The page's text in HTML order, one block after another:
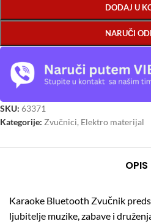
DODAJ U
NARUČI
SKU: 63371
Kategorije: Zvučnici, Elektro materijal
OPIS
Karaoke Bluetooth Zvučnik
ljubitelje muzike, zabave i